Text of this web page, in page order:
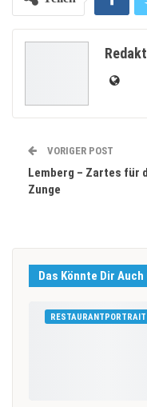
VORIGER POST
Lemberg – Zartes für
Zunge
Das Könnte Dir
RESTAURANTPORTRAIT